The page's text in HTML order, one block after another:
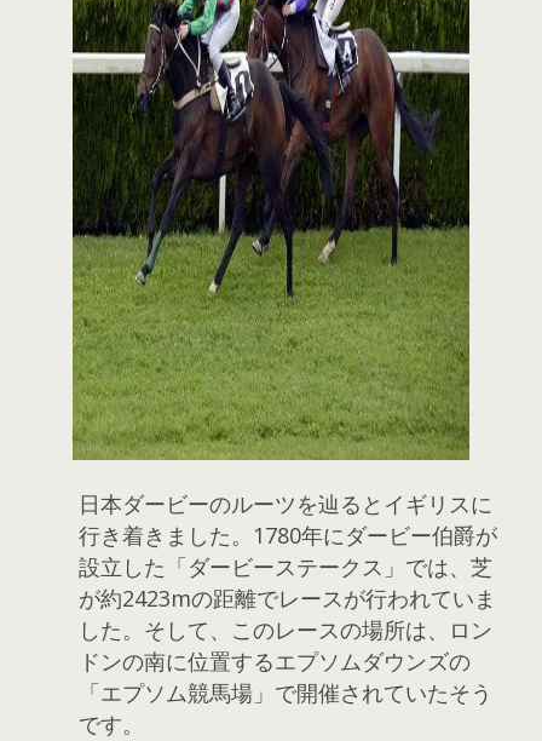
日本ダービーのルーツを辿るとイギリスに
行き着きました。1780年にダービー伯爵が
設立した「ダービーステークス」では、芝
が約2423mの距離でレースが行われていま
した。そして、このレースの場所は、ロン
ドンの南に位置するエプソムダウンズの
「エプソム競馬場」で開催されていたそう
です。